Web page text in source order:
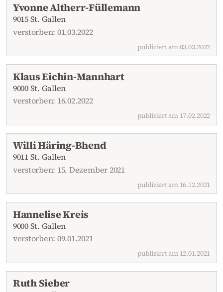
Yvonne Altherr-Füllemann
9015 St. Gallen
verstorben: 01.03.2022
publiziert am 03.03.2022
Klaus Eichin-Mannhart
9000 St. Gallen
verstorben: 16.02.2022
publiziert am 17.02.2022
Willi Häring-Bhend
9011 St. Gallen
verstorben: 15. Dezember 2021
publiziert am 16.12.2021
Hannelise Kreis
9000 St. Gallen
verstorben: 09.01.2021
publiziert am 12.01.2021
Ruth Sieber